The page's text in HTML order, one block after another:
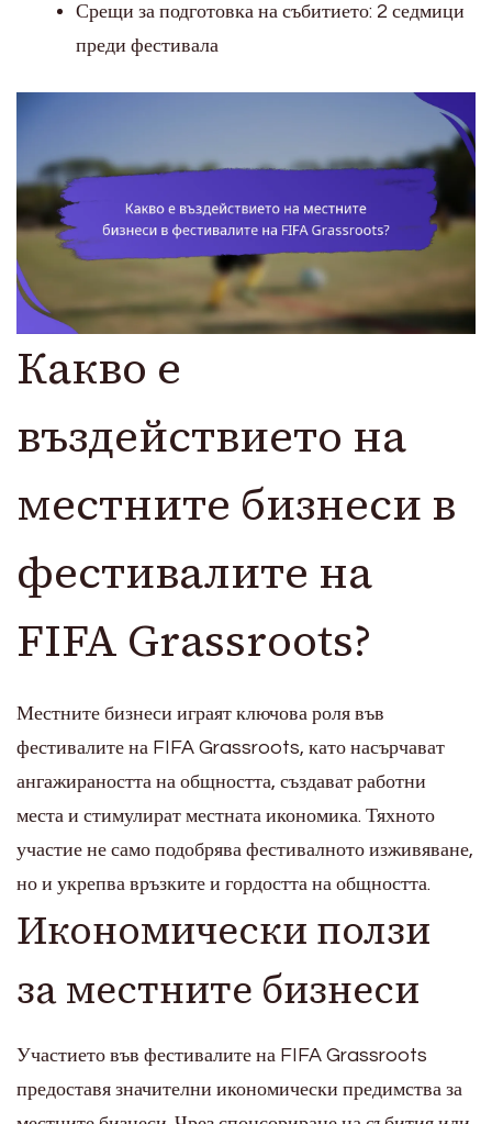
Срещи за подготовка на събитието: 2 седмици
преди фестивала
Какво е
въздействието на
местните бизнеси в
фестивалите на
FIFA Grassroots?
Местните бизнеси играят ключова роля във
фестивалите на FIFA Grassroots, като насърчават
ангажираността на общността, създават работни
места и стимулират местната икономика. Тяхното
участие не само подобрява фестивалното изживяване,
но и укрепва връзките и гордостта на общността.
Икономически ползи
за местните бизнеси
Участието във фестивалите на FIFA Grassroots
предоставя значителни икономически предимства за